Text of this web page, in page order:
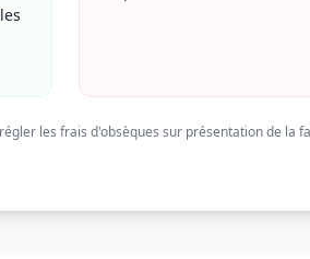
les frais d'obsèques sur présentation de la